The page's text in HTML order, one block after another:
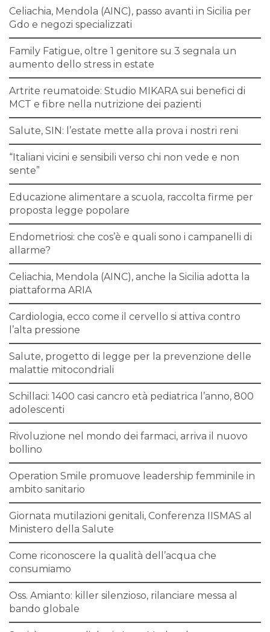
Celiachia, Mendola (AINC), passo avanti in Sicilia per
Gdo e negozi specializzati
Family Fatigue, oltre 1 genitore su 3 segnala un
aumento dello stress in estate
Artrite reumatoide: Studio MIKARA sui benefici di
MCT e fibre nella nutrizione dei pazienti
Salute, SIN: l’estate mette alla prova i nostri reni
“Italiani vicini e sensibili verso chi non vede e non
sente”
Educazione alimentare a scuola, raccolta firme per
proposta legge popolare
Endometriosi: che cos’è e quali sono i campanelli di
allarme?
Celiachia, Mendola (AINC), anche la Sicilia adotta la
piattaforma ARIA
Cardiologia, ecco come il cervello si attiva contro
l’alta pressione
Salute, progetto di legge per la prevenzione delle
malattie mitocondriali
Schillaci: 1400 casi cancro età pediatrica l’anno, 800
adolescenti
Rivoluzione nel mondo dei farmaci, arriva il nuovo
bollino
Operation Smile promuove leadership femminile in
ambito sanitario
Giornata mutilazioni genitali, Conferenza IISMAS al
Ministero della Salute
Come riconoscere la qualità dell’acqua che
consumiamo
Oss. Amianto: killer silenzioso, rilanciare messa al
bando globale